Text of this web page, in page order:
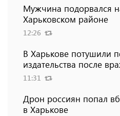
Мужчина подорвался
Харьковском районе
12:26
В Харькове потушили
издательства после
11:31
Дрон россиян попал
в Харькове